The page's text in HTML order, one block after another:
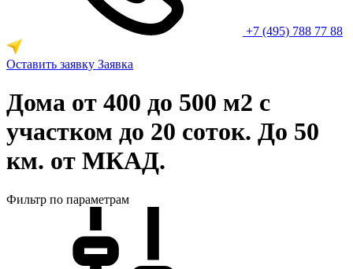
+7 (495) 788 77 88
Оставить заявку Заявка
Дома от 400 до 500 м2 с
участком до 20 соток. До 50
км. от МКАД.
Фильтр по параметрам